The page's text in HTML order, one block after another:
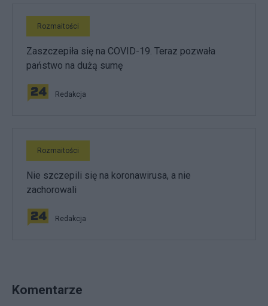
Rozmaitości
Zaszczepiła się na COVID-19. Teraz pozwała
państwo na dużą sumę
Redakcja
Rozmaitości
Nie szczepili się na koronawirusa, a nie
zachorowali
Redakcja
Komentarze